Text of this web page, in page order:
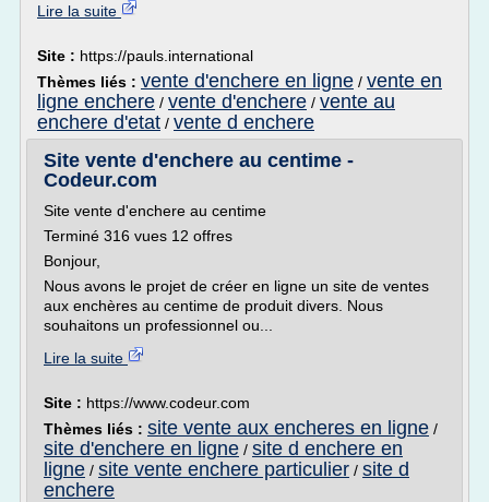
Lire la suite
Site : https://pauls.international
Thèmes liés : vente d'enchere en ligne / vente en
ligne enchere / vente d'enchere / vente au
enchere d'etat / vente d enchere
Site vente d'enchere au centime -
Codeur.com
Site vente d'enchere au centime
Terminé 316 vues 12 offres
Bonjour,
Nous avons le projet de créer en ligne un site de ventes
aux enchères au centime de produit divers. Nous
souhaitons un professionnel ou...
Lire la suite
Site : https://www.codeur.com
Thèmes liés : site vente aux encheres en ligne /
site d'enchere en ligne / site d enchere en
ligne / site vente enchere particulier / site d
enchere